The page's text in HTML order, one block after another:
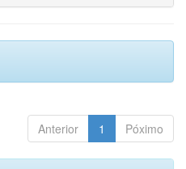
Anterior 1 Póximo